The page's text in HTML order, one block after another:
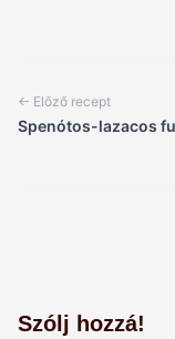
← Előző recept
Spenótos-lazacos
Szólj hozzá!